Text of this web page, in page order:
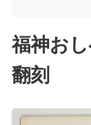
福神お
翻刻